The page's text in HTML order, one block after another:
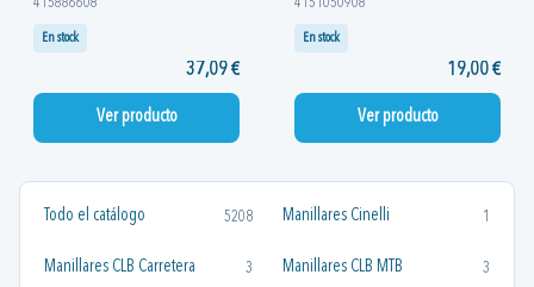
Todo el catálogo 5208 Manillares Cinelli 1
Manillares CLB Carretera 3 Manillares CLB MTB 3
415886608
En stock
37,09 €
Ver producto
4151050908
En stock
19,00 €
Ver producto